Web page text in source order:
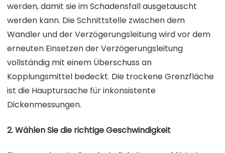
werden, damit sie im Schadensfall ausgetauscht
werden kann. Die Schnittstelle zwischen dem
Wandler und der Verzögerungsleitung wird vor dem
erneuten Einsetzen der Verzögerungsleitung
vollständig mit einem Überschuss an
Kopplungsmittel bedeckt. Die trockene Grenzfläche
ist die Hauptursache für inkonsistente
Dickenmessungen.
2. Wählen Sie die richtige Geschwindigkeit